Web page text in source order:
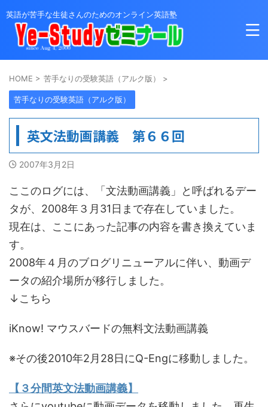
英語が苦手な生徒さんのためのオンライン英語塾
HOME > 苦手なりの受験英語（アルク版） >
苦手なりの受験英語（アルク版）
英文法動画講義 第６６回
2007年3月2日
ここのログには、「文法動画講義」と呼ばれるデー
タが、2008年３月31日まで存在していました。
現在は、ここにあった記事の内容を書き換えていま
す。
2008年４月のブログリニューアルに伴い、動画デ
ータの紹介場所が移行しました。
↓こちら
iKnow! マウスバードの無料文法動画講義
※その後2010年2月28日にQ-Engに移動しました。
【３分間英文法動画講義】